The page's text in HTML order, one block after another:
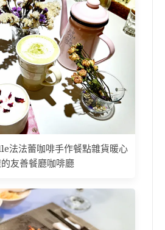
法法蕾咖啡手作餐點雜貨暖心
友善餐廳咖啡廳